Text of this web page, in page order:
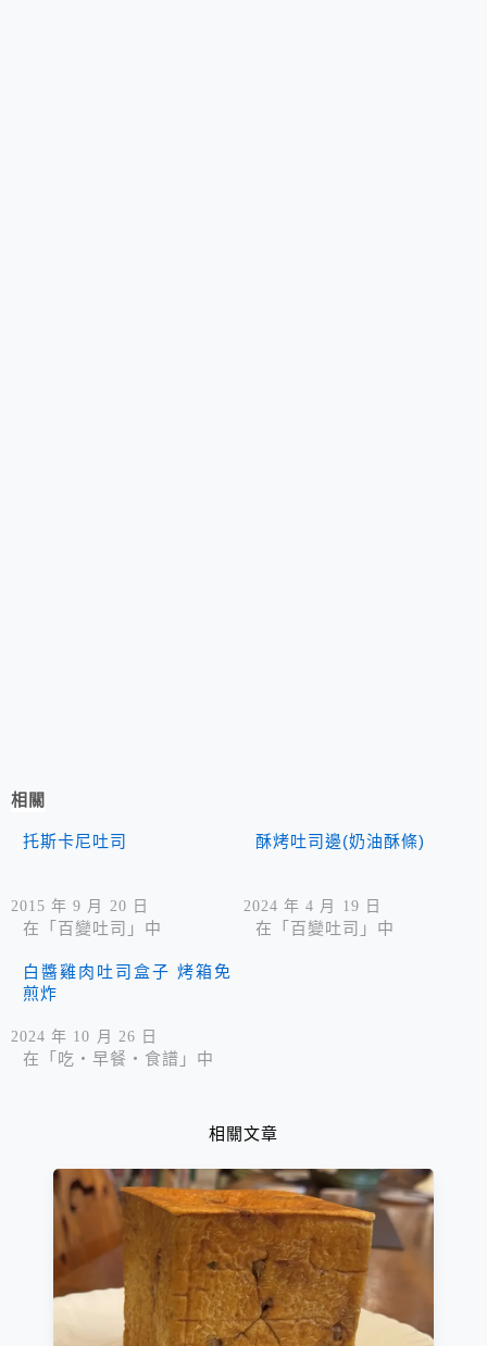
相關
托斯卡尼吐司
2015 年 9 月 20 日
在「百變吐司」中
酥烤吐司邊(奶油酥條)
2024 年 4 月 19 日
在「百變吐司」中
白醬雞肉吐司盒子 烤箱免
煎炸
2024 年 10 月 26 日
在「吃‧早餐‧食譜」中
相關文章